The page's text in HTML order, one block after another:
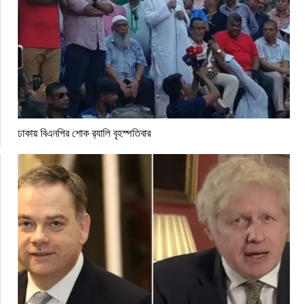
ঢাকায় বিএনপির শোক র‌্যালি বৃহস্পতিবার